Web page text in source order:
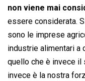
non viene mai
essere considerata.
sono le imprese
industrie alimentari a
quello che è invece il
invece è la nostra